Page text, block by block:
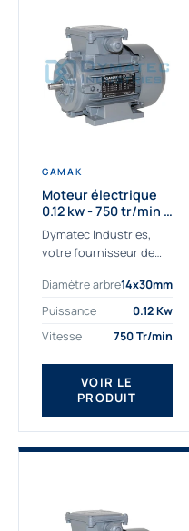
GAMAK
Moteur électrique
0.12 kw - 750 tr/min -
230/400V - IE2
Dymatec Industries,
votre fournisseur de
kw. Dymatec Industries
vous propose le moteur
moteur de
qualité Gamak...
Diamètre arbre14x30mm
Puissance
0.12 Kw
Vitesse
750 Tr/min
VOIR LE
PRODUIT